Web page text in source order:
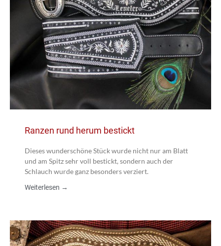
Ranzen rund herum bestickt
Dieses wunderschöne Stück wurde nicht nur am Blatt
und am Spitz sehr voll bestickt, sondern auch der
Schlauch wurde ganz besonders verziert.
Weiterlesen →